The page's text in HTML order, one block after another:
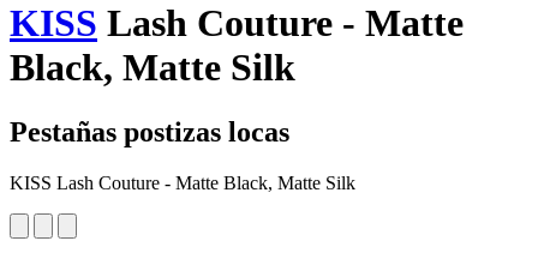
KISS Lash Couture - Matte
Black, Matte Silk
Pestañas postizas locas
KISS Lash Couture - Matte Black, Matte Silk